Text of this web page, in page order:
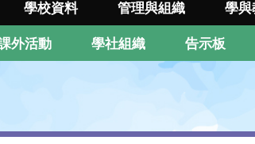
學校資料 管理與組織 學與
外活動 學社組織 告示板